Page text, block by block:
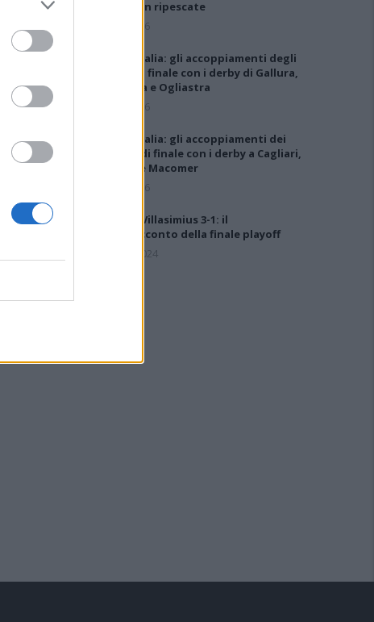
tra le non ripescate
5 Ago 2026
Coppa Italia: gli accoppiamenti degli
ottavi di finale con i derby di Gallura,
Barbagia e Ogliastra
5 Ago 2026
Coppa Italia: gli accoppiamenti dei
16esimi di finale con i derby a Cagliari,
Sassari e Macomer
5 Ago 2026
Ossese-Villasimius 3-1: il
videoracconto della finale playoff
14 Mag 2024